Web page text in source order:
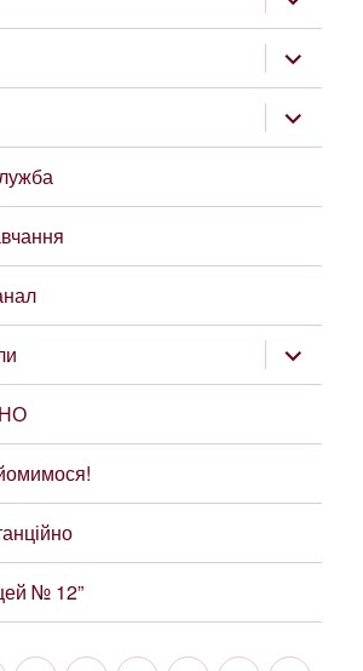
підменю
підменю
підменю
підменю
№ 12”